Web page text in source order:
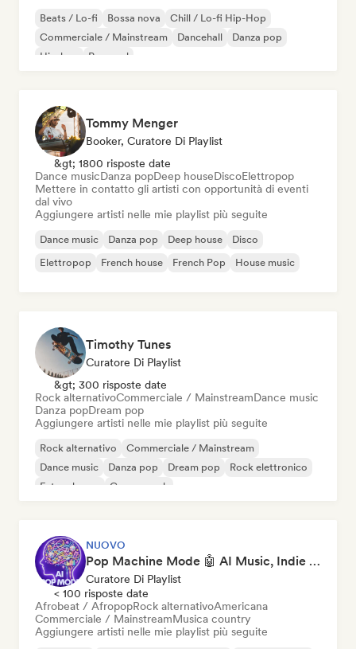
Beats / Lo-fi Bossa nova
Chill / Lo-fi Hip-Hop
Commerciale / Mainstream
Dancehall
Danza pop
Hip-hop
Pop soul
Tommy Menger
Booker, Curatore Di Playlist
&gt; 1800 risposte date
Dance musicDanza popDeep houseDiscoElettropop
Mettere in contatto gli artisti con opportunità di eventi
dal vivo
Aggiungere artisti nelle mie playlist più seguite
Dance music Danza pop Deep house
Disco
Elettropop
French house French Pop House music
Timothy Tunes
Curatore Di Playlist
&gt; 300 risposte date
Rock alternativoCommerciale / MainstreamDance music
Danza popDream pop
Aggiungere artisti nelle mie playlist più seguite
Rock alternativo
Commerciale / Mainstream
Dance music
Danza pop Dream pop
Rock elettronico
Future house
Garage rock
NUOVO
Pop Machine Mode 🤖 AI Music, Indie Pop & Dream Pop
Curatore Di Playlist
< 100 risposte date
Afrobeat / AfropopRock alternativoAmericana
Commerciale / MainstreamMusica country
Aggiungere artisti nelle mie playlist più seguite